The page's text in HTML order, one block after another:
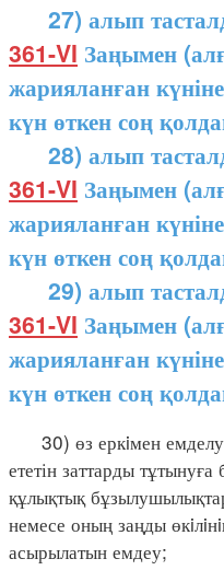
27) алып
361-VI Заңымен
жарияланған
күн өткен соң
28) алып
361-VI Заңымен
жарияланған
күн өткен соң
29) алып
361-VI Заңымен
жарияланған
күн өткен соң
30) өз еркiмен емделу
ететін заттарды
құлықтық
немесе оның заңды
асырылатын емдеу;